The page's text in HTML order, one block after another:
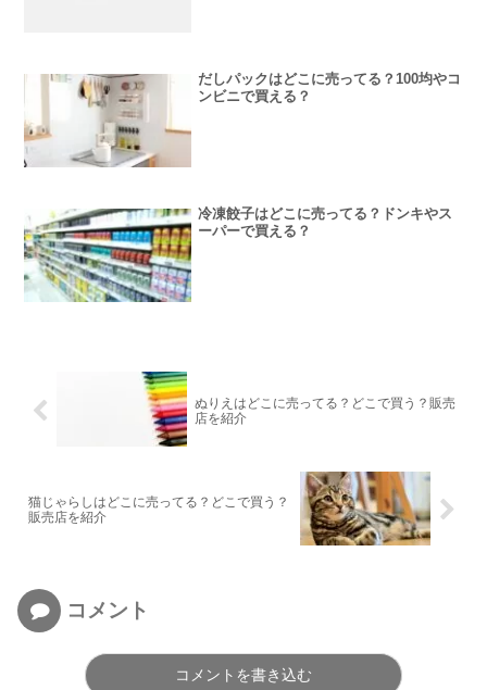
だしパックはどこに売ってる？100均やコ
ンビニで買える？
冷凍餃子はどこに売ってる？ドンキやス
ーパーで買える？
ぬりえはどこに売ってる？どこで買う？販売
店を紹介
猫じゃらしはどこに売ってる？どこで買う？
販売店を紹介
コメント
コメントを書き込む